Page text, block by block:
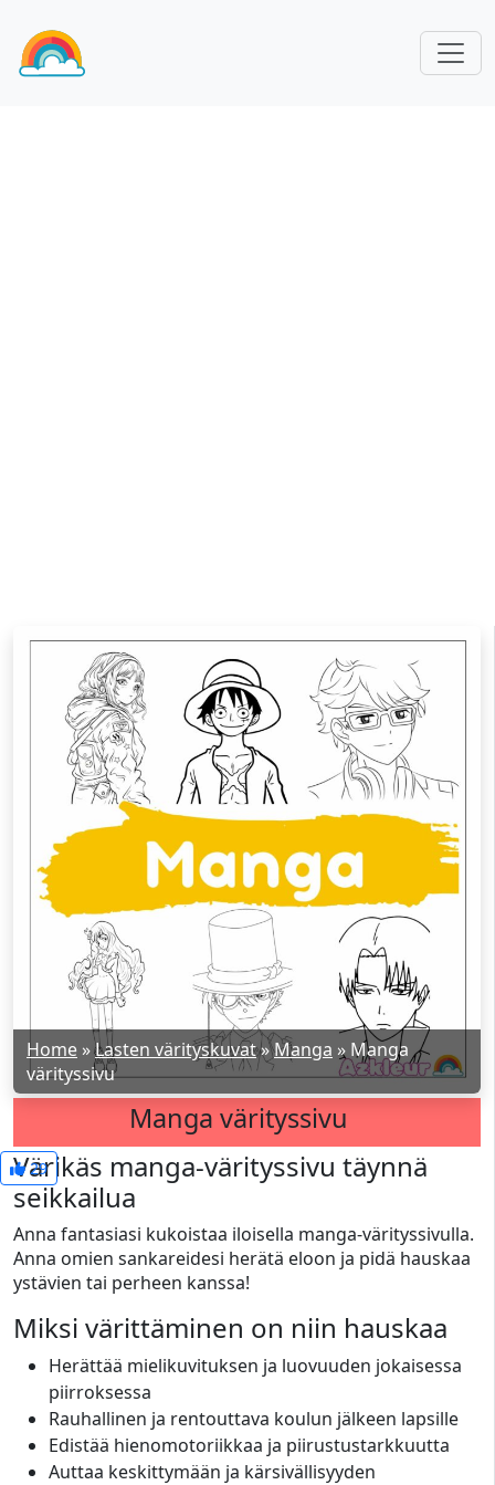
Home »Lasten värityskuvat»Manga » Manga
värityssivu
Manga värityssivu
29
Värikäs manga-värityssivu täynnä
seikkailua
Anna fantasiasi kukoistaa iloisella manga-värityssivulla.
Anna omien sankareidesi herätä eloon ja pidä hauskaa
ystävien tai perheen kanssa!
Miksi värittäminen on niin hauskaa
Herättää mielikuvituksen ja luovuuden jokaisessa
piirroksessa
Rauhallinen ja rentouttava koulun jälkeen lapsille
Edistää hienomotoriikkaa ja piirustustarkkuutta
Auttaa keskittymään ja kärsivällisyyden